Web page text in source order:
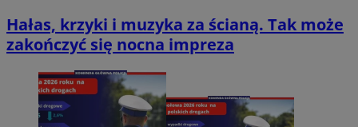
Hałas, krzyki i muzyka za ścianą. Tak może
zakończyć się nocna impreza